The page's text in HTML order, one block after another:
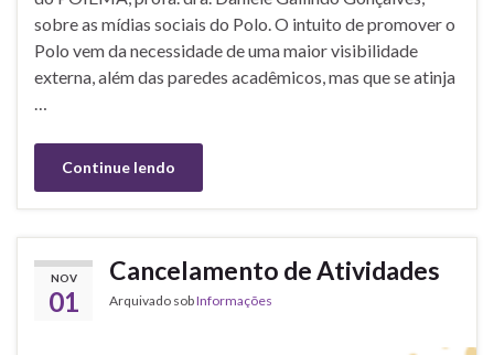
sobre as mídias sociais do Polo. O intuito de promover o
Polo vem da necessidade de uma maior visibilidade
externa, além das paredes acadêmicos, mas que se atinja
Continue lendo
NOV
01
Cancelamento de Atividades
Arquivado sobInformações